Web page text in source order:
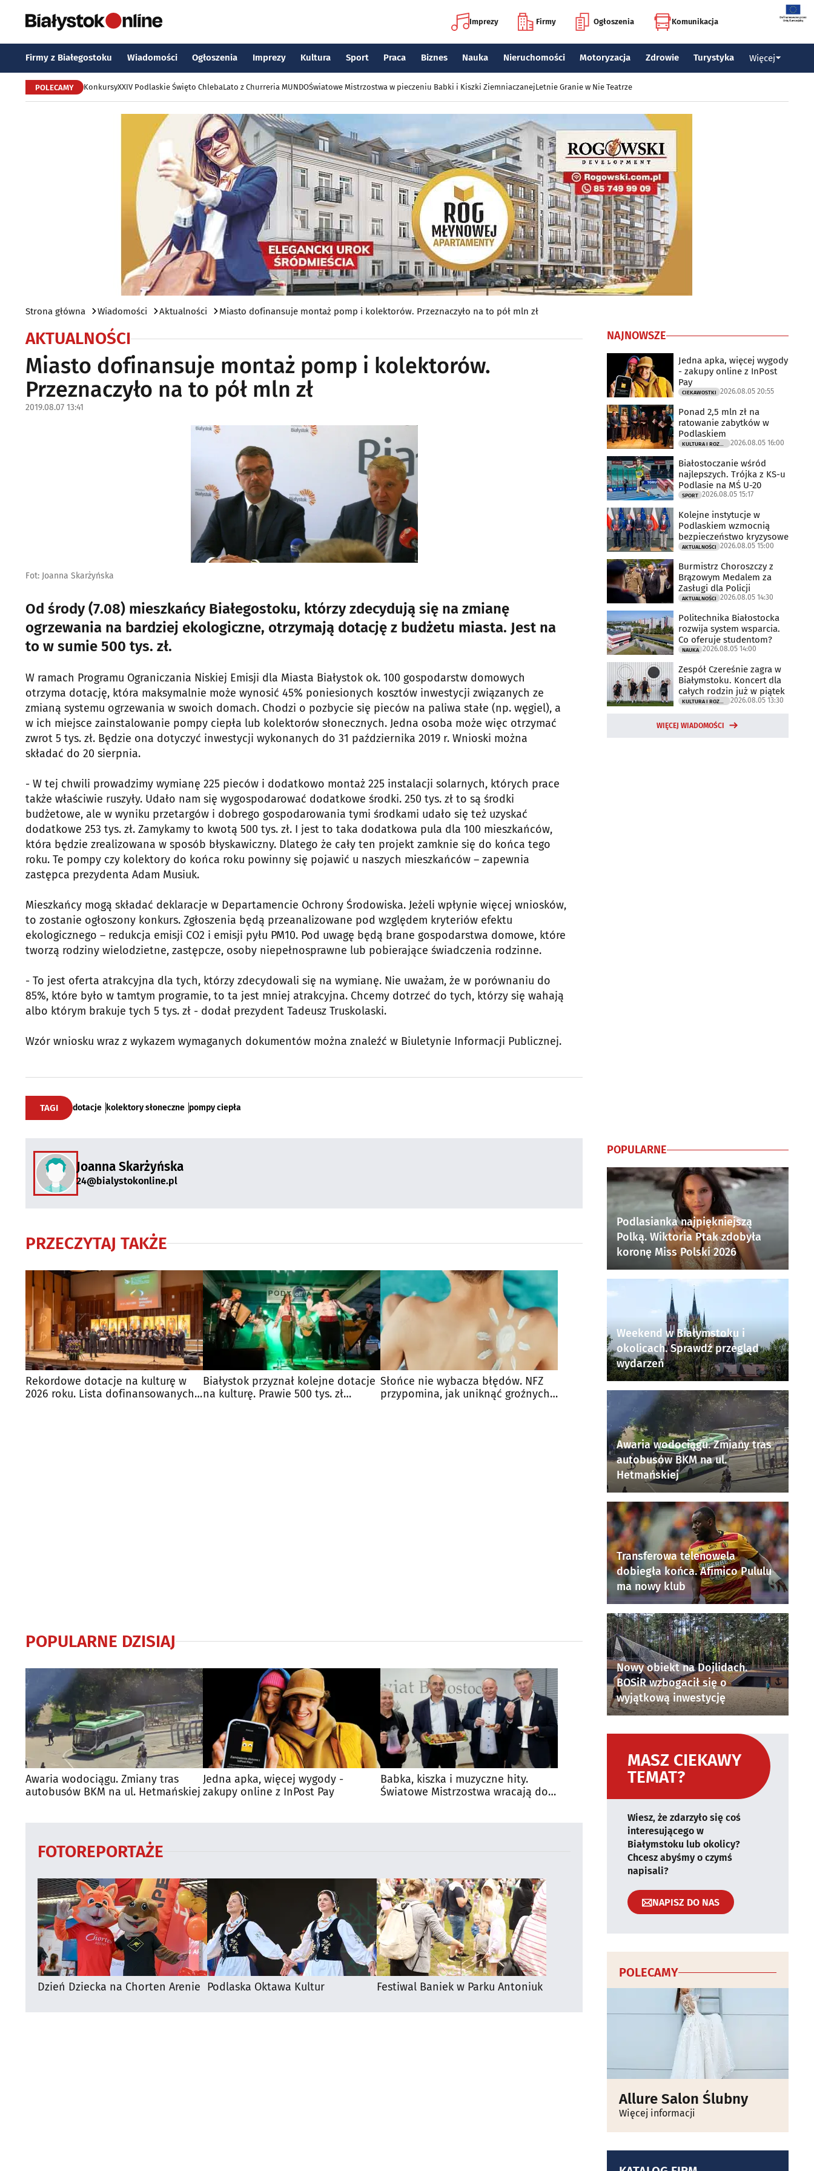
Imprezy Firmy Ogłoszenia Komunikacja
Firmy z Białegostoku Wiadomości Ogłoszenia Imprezy Kultura Sport Praca Biznes Nauka Nieruchomości Motoryzacja Zdrowie Turystyka Więcej
POLECAMY KonkursyXXIV Podlaskie Święto ChlebaLato z Churreria MUNDOŚwiatowe Mistrzostwa w pieczeniu Babki i Kiszki ZiemniaczanejLetnie Granie w Nie Teatrze
Strona główna Wiadomości Aktualności Miasto dofinansuje montaż pomp i kolektorów. Przeznaczyło na to pół mln zł
AKTUALNOŚCI
Miasto dofinansuje montaż pomp i kolektorów.
Przeznaczyło na to pół mln zł
2019.08.07 13:41
Fot: Joanna Skarżyńska
Od środy (7.08) mieszkańcy Białegostoku, którzy zdecydują się na zmianę
ogrzewania na bardziej ekologiczne, otrzymają dotację z budżetu miasta. Jest na
to w sumie 500 tys. zł.
W ramach Programu Ograniczania Niskiej Emisji dla Miasta Białystok ok. 100 gospodarstw domowych
otrzyma dotację, która maksymalnie może wynosić 45% poniesionych kosztów inwestycji związanych ze
zmianą systemu ogrzewania w swoich domach. Chodzi o pozbycie się pieców na paliwa stałe (np. węgiel), a
w ich miejsce zainstalowanie pompy ciepła lub kolektorów słonecznych. Jedna osoba może więc otrzymać
zwrot 5 tys. zł. Będzie ona dotyczyć inwestycji wykonanych do 31 października 2019 r. Wnioski można
składać do 20 sierpnia.
- W tej chwili prowadzimy wymianę 225 pieców i dodatkowo montaż 225 instalacji solarnych, których prace
także właściwie ruszyły. Udało nam się wygospodarować dodatkowe środki. 250 tys. zł to są środki
budżetowe, ale w wyniku przetargów i dobrego gospodarowania tymi środkami udało się też uzyskać
dodatkowe 253 tys. zł. Zamykamy to kwotą 500 tys. zł. I jest to taka dodatkowa pula dla 100 mieszkańców,
która będzie zrealizowana w sposób błyskawiczny. Dlatego że cały ten projekt zamknie się do końca tego
roku. Te pompy czy kolektory do końca roku powinny się pojawić u naszych mieszkańców – zapewnia
zastępca prezydenta Adam Musiuk.
Mieszkańcy mogą składać deklaracje w Departamencie Ochrony Środowiska. Jeżeli wpłynie więcej wniosków,
to zostanie ogłoszony konkurs. Zgłoszenia będą przeanalizowane pod względem kryteriów efektu
ekologicznego – redukcja emisji CO2 i emisji pyłu PM10. Pod uwagę będą brane gospodarstwa domowe, które
tworzą rodziny wielodzietne, zastępcze, osoby niepełnosprawne lub pobierające świadczenia rodzinne.
- To jest oferta atrakcyjna dla tych, którzy zdecydowali się na wymianę. Nie uważam, że w porównaniu do
85%, które było w tamtym programie, to ta jest mniej atrakcyjna. Chcemy dotrzeć do tych, którzy się wahają
albo którym brakuje tych 5 tys. zł - dodał prezydent Tadeusz Truskolaski.
Wzór wniosku wraz z wykazem wymaganych dokumentów można znaleźć w Biuletynie Informacji Publicznej.
TAGI dotacje kolektory słoneczne pompy ciepła
Joanna Skarżyńska
24@bialystokonline.pl
PRZECZYTAJ TAKŻE
Rekordowe dotacje na kulturę w
2026 roku. Lista dofinansowanych
Białystok przyznał kolejne dotacje
na kulturę. Prawie 500 tys. zł
Słońce nie wybacza błędów. NFZ
przypomina, jak uniknąć groźnych
POPULARNE DZISIAJ
Awaria wodociągu. Zmiany tras
autobusów BKM na ul. Hetmańskiej
Jedna apka, więcej wygody -
zakupy online z InPost Pay
Babka, kiszka i muzyczne hity.
Światowe Mistrzostwa wracają do
FOTOREPORTAŻE
Dzień Dziecka na Chorten Arenie Podlaska Oktawa Kultur Festiwal Baniek w Parku Antoniuk
NAJNOWSZE
Jedna apka, więcej wygody
- zakupy online z InPost
Pay
CIEKAWOSTKI 2026.08.05 20:55
Ponad 2,5 mln zł na
ratowanie zabytków w
Podlaskiem
2026.08.05 16:00
Białostoczanie wśród
najlepszych. Trójka z KS-u
Podlasie na MŚ U-20
SPORT 2026.08.05 15:17
Kolejne instytucje w
Podlaskiem wzmocnią
bezpieczeństwo kryzysowe
AKTUALNOŚCI 2026.08.05 15:00
Burmistrz Choroszczy z
Brązowym Medalem za
Zasługi dla Policji
AKTUALNOŚCI 2026.08.05 14:30
Politechnika Białostocka
rozwija system wsparcia.
Co oferuje studentom?
NAUKA 2026.08.05 14:00
Zespół Czereśnie zagra w
Białymstoku. Koncert dla
całych rodzin już w piątek
2026.08.05 13:30
WIĘCEJ WIADOMOŚCI
POPULARNE
Podlasianka najpiękniejszą
Polką. Wiktoria Ptak zdobyła
koronę Miss Polski 2026
Weekend w Białymstoku i
okolicach. Sprawdź przegląd
wydarzeń
Awaria wodociągu. Zmiany tras
autobusów BKM na ul.
Hetmańskiej
Transferowa telenowela
dobiegła końca. Afimico Pululu
ma nowy klub
Nowy obiekt na Dojlidach.
BOSiR wzbogacił się o
wyjątkową inwestycję
MASZ CIEKAWY
TEMAT?
Wiesz, że zdarzyło się coś
interesującego w
Białymstoku lub okolicy?
Chcesz abyśmy o czymś
napisali?
NAPISZ DO NAS
POLECAMY
Allure Salon Ślubny
Więcej informacji